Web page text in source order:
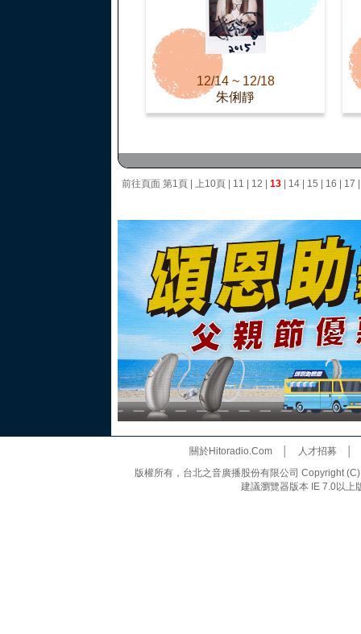
12/14 ~ 12/18
朱俐靜
前往頁面 第1頁 上10頁 11 12 13 14 15 16 17
關於Hitoradio.Com│ 人才招募
版權所有，台北之音廣播股份有限公司 Copyright
建議瀏覽器版本 IE 7.0以上